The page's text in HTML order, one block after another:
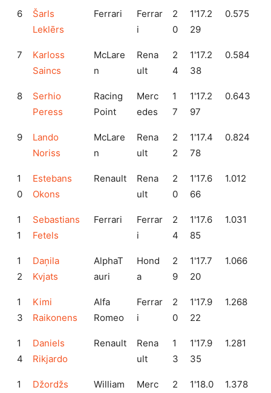
6
Šarls
Leklērs
Ferrari
Ferrar
i
2
0
1'17.2
29
0.575
7
Karloss
Saincs
McLare
n
Rena
ult
2
4
1'17.2
38
0.584
8
Serhio
Peress
Racing
Point
Merc
edes
1
7
1'17.2
97
0.643
9
Lando
Noriss
McLare
n
Rena
ult
2
2
1'17.4
78
0.824
1
0
Estebans
Okons
Renault
Rena
ult
2
0
1'17.6
66
1.012
1
1
Sebastians
Fetels
Ferrari
Ferrar
i
2
4
1'17.6
85
1.031
1
2
Daņila
Kvjats
AlphaT
auri
Hond
a
2
9
1'17.7
20
1.066
1
3
Kimi
Raikonens
Alfa
Romeo
Ferrar
i
2
0
1'17.9
22
1.268
1
4
Daniels
Rikjardo
Renault
Rena
ult
1
3
1'17.9
35
1.281
1 Džordžs William Merc 2 1'18.0 1.378